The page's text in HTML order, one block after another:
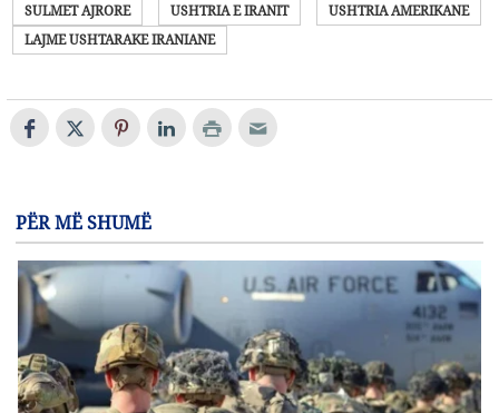
SULMET AJRORE USHTRIA E IRANIT
USHTRIA AMERIKANE
LAJME USHTARAKE IRANIANE
PËR MË SHUMË